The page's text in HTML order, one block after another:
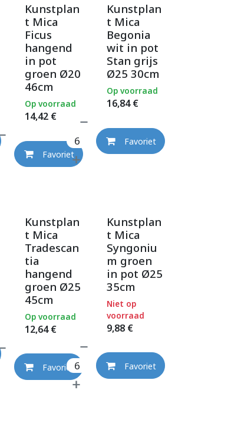
Kunstplan
t Mica
Ficus
hangend
in pot
groen Ø20
46cm
14,42€
Op voorraad
Favoriet
Kunstplan
t Mica
Begonia
wit in pot
Stan grijs
Ø25 30cm
16,84€
Op voorraad
Favoriet
Kunstplan
t Mica
Tradescan
tia
hangend
groen Ø25
45cm
12,64€
Op voorraad
Favoriet
Kunstplan
t Mica
Syngoniu
m groen
in pot Ø25
35cm
9,88€
Niet op
voorraad
Favoriet